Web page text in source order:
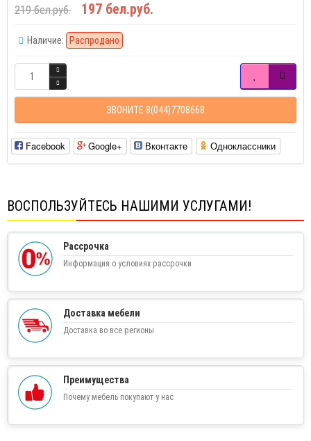
219 бел.руб. 197 бел.руб.
Наличие: Распродано
ЗВОНИТЕ 8(044)7708668
Facebook Google+ Вконтакте Одноклассники
ВОСПОЛЬЗУЙТЕСЬ НАШИМИ УСЛУГАМИ!
Рассрочка
Информация о условиях рассрочки
Доставка мебели
Доставка во все регионы
Преимущества
Почему мебель покупают у нас